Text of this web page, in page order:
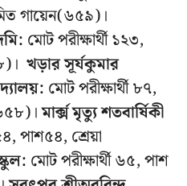
গায়েন(৬৫৯)।
মোট পরীক্ষার্থী ১২৩,
খড়ার সূর্যকুমার
মোট পরীক্ষার্থী ৮৭,
মার্ক্স মৃত্যু শতবার্ষিকী
পাশ৫৪, শ্রেয়া
মোট পরীক্ষার্থী ৬৫, পাশ